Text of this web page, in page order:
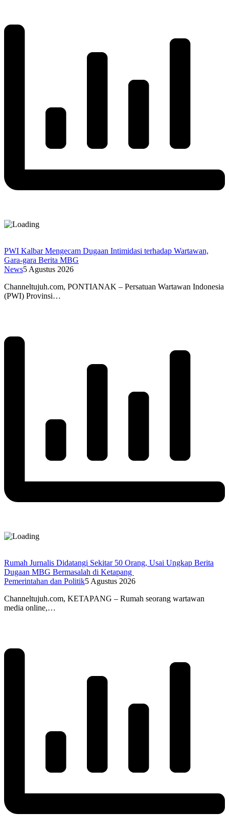
PWI Kalbar Mengecam Dugaan Intimidasi terhadap Wartawan,
Gara-gara Berita MBG
News5 Agustus 2026
Channeltujuh.com, PONTIANAK – Persatuan Wartawan Indonesia
(PWI) Provinsi…
Rumah Jurnalis Didatangi Sekitar 50 Orang, Usai Ungkap Berita
Dugaan MBG Bermasalah di Ketapang
Pemerintahan dan Politik5 Agustus 2026
Channeltujuh.com, KETAPANG – Rumah seorang wartawan
media online,…